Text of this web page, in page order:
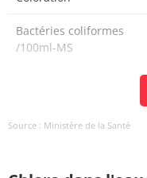
Bactéries coliformes
/100ml-MS
à 22°-68h
Source : Ministère de la Santé